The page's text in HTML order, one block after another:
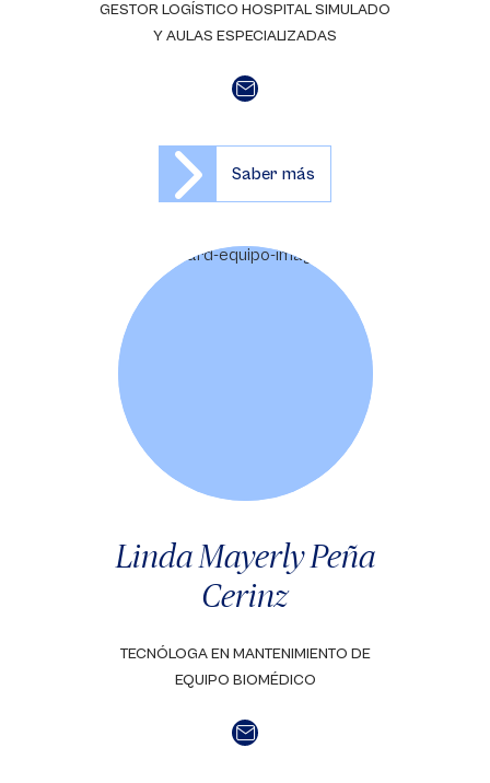
GESTOR LOGÍSTICO HOSPITAL SIMULADO
Y AULAS ESPECIALIZADAS
Saber más
Linda Mayerly Peña
Cerinz
TECNÓLOGA EN MANTENIMIENTO DE
EQUIPO BIOMÉDICO